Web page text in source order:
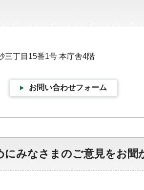
三丁目15番1号 本庁舎4階
お問い合わせフォーム
みなさまのご意見をお聞